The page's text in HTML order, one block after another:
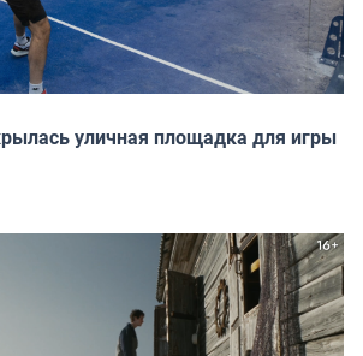
уличная площадка для игры